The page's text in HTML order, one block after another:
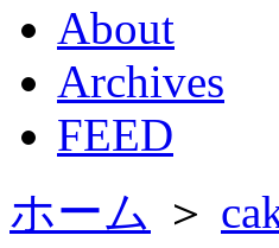
About
Archives
FEED
ホーム ＞